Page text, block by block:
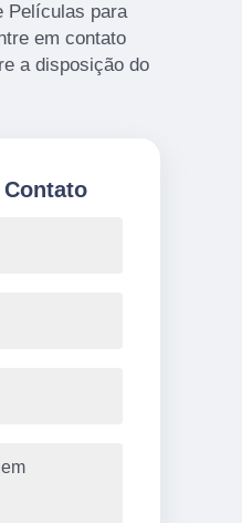
Películas para
em contato
a disposição do